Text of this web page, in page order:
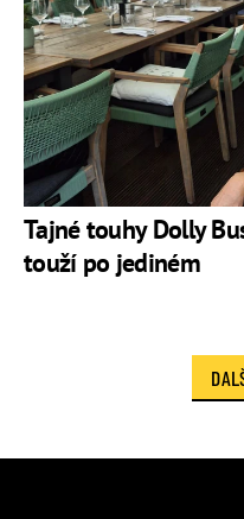
Tajné touhy Dolly
touží po jediném